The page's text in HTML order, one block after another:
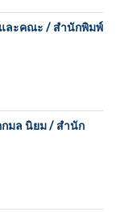
และคณะ / สำนักพิมพ์
กมล นิยม / สำนัก